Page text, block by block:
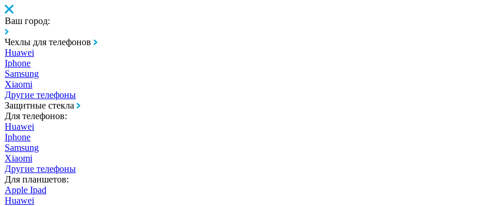
Ваш город:
Чехлы для телефонов
Huawei
Iphone
Samsung
Xiaomi
Другие телефоны
Защитные стекла
Для телефонов:
Huawei
Iphone
Samsung
Xiaomi
Другие телефоны
Для планшетов:
Apple Ipad
Huawei